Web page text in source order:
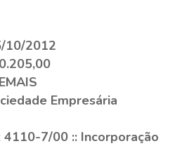
10/2012
Empresária
4110-7/00 :: Incorporação